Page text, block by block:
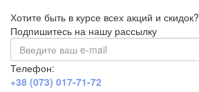
Хотите быть в курсе всех акций и скидок?
Подпишитесь на нашу рассылку
Телефон:
+38 (073) 017-71-72